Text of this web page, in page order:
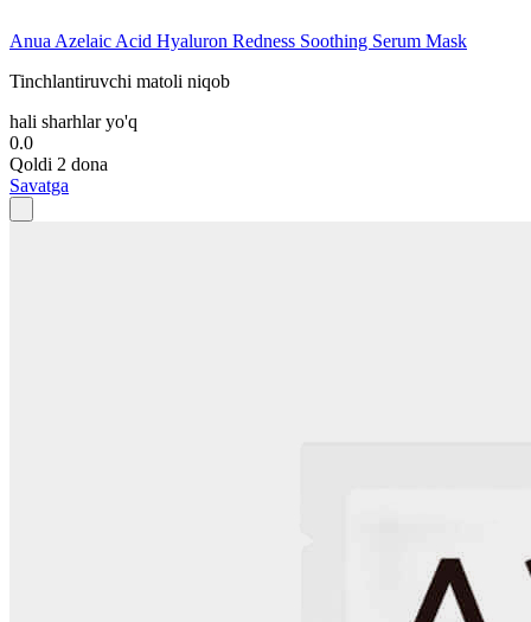
Anua Azelaic Acid Hyaluron Redness Soothing Serum Mask
Tinchlantiruvchi matoli niqob
hali sharhlar yo'q
0.0
Qoldi 2 dona
Savatga